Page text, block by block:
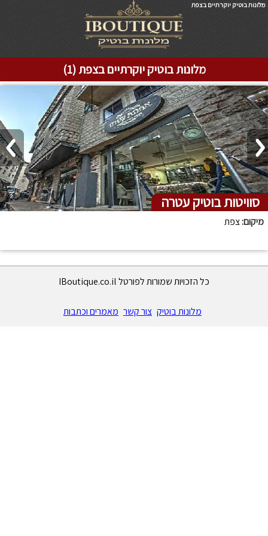
מלונות בוטיק יוקרתיים בצפת
מלונות בוטיק יוקרתיים בצפת (1)
סוויטות בוטיק עטרה
מיקום:צפת
כל הזכויות שמורות לפורטל IBoutique.co.il
מלונות בוטיק צור קשר מאמרים וכתבות